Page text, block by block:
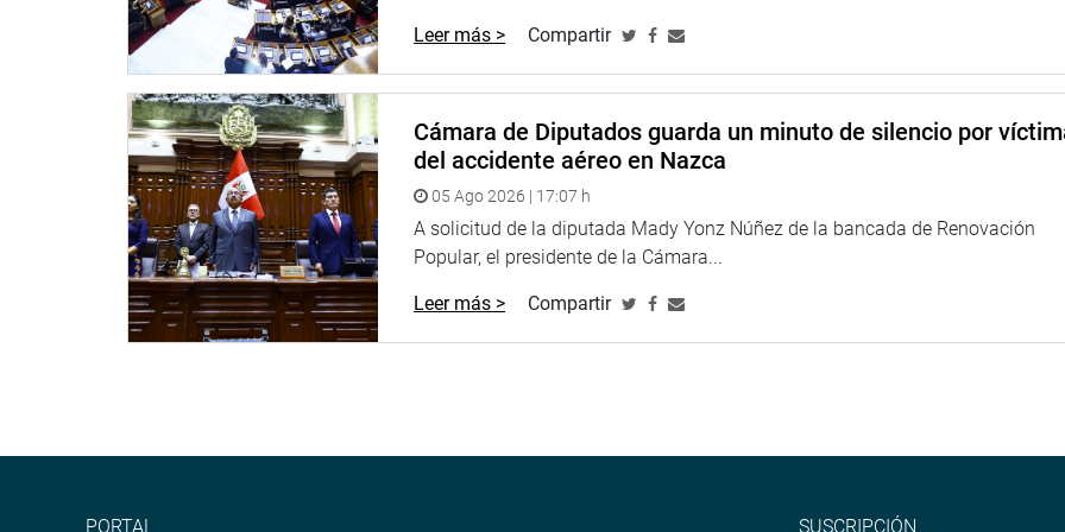
Leer más > Compartir
Cámara de Diputados guarda un minuto de silencio por
del accidente aéreo en Nazca
05 Ago 2026 | 17:07 h
A solicitud de la diputada Mady Yonz Núñez de la bancada de Renovación
Popular, el presidente de la Cámara...
Leer más > Compartir
PORTAL SUSCRIPCIÓN